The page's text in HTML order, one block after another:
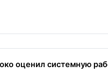
оценил системную